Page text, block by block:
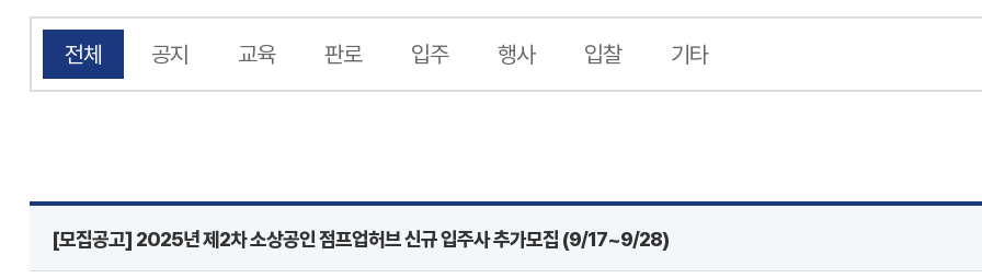
전체 공지 교육 판로 입주 행사 입찰 기타
[모집공고] 2025년 제2차 소상공인 점프업허브 신규 입주사 추가모집 (9/17~9/28)